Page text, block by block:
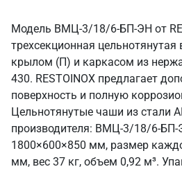
Модель ВМЦ-3/18/6-БП-ЭН от
трехсекционная
крылом (П) и каркасом из
430. RESTOINOX предлагает
поверхность и полную
Цельнотянутые чаши из стали
производителя: ВМЦ-3/18/6-
1800×600×850 мм, размер
мм, вес 37 кг, объем 0,92 м³.